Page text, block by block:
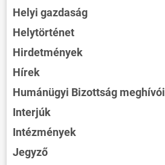
Helyi gazdaság
Helytörténet
Hirdetmények
Hírek
Humánügyi Bizottság meghívói
Interjúk
Intézmények
Jegyző